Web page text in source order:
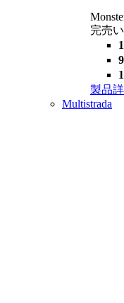
完売
製品
Multistrada